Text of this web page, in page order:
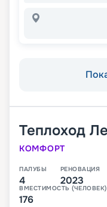
Теплоход
КОМФОРТ
ПАЛУБЫ
4
РЕНОВАЦИЯ
2023
ВМЕСТИМОСТЬ (ЧЕЛОВЕК)
176